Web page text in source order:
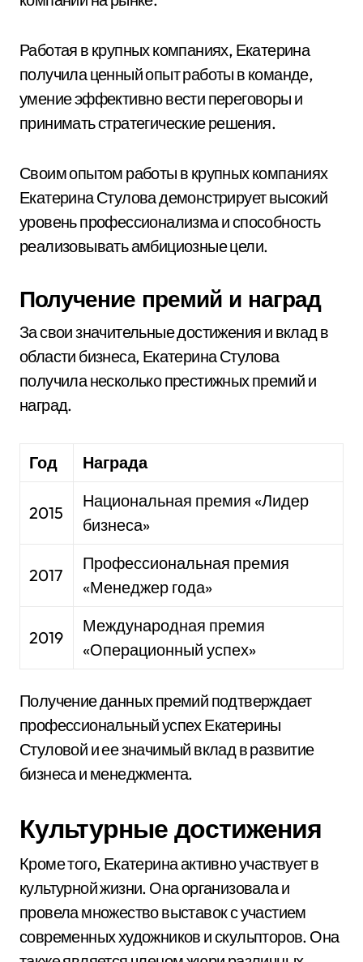
Работая в крупных компаниях, Екатерина
получила ценный опыт работы в команде,
умение эффективно вести переговоры и
принимать стратегические решения.
Своим опытом работы в крупных компаниях
Екатерина Стулова демонстрирует высокий
уровень профессионализма и способность
реализовывать амбициозные цели.
Получение премий и наград
За свои значительные достижения и вклад в
области бизнеса, Екатерина Стулова
получила несколько престижных премий и
наград.
Год Награда
2015
Национальная премия «Лидер
бизнеса»
2017
Профессиональная премия
«Менеджер года»
2019
Международная премия
«Операционный успех»
Получение данных премий подтверждает
профессиональный успех Екатерины
Стуловой и ее значимый вклад в развитие
бизнеса и менеджмента.
Культурные достижения
Кроме того, Екатерина активно участвует в
культурной жизни. Она организовала и
провела множество выставок с участием
современных художников и скульпторов. Она